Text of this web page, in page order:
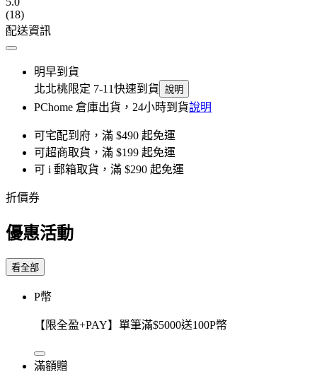
(18)
配送資訊
明早到貨
北北桃限定 7-11快速到貨 說明
PChome 倉庫出貨，24小時到貨說明
可宅配到府，滿 $490 起免運
可超商取貨，滿 $199 起免運
可 i 郵箱取貨，滿 $290 起免運
折價券
優惠活動
看全部
P幣
【限全盈+PAY】單筆滿$5000送100P幣
滿額贈